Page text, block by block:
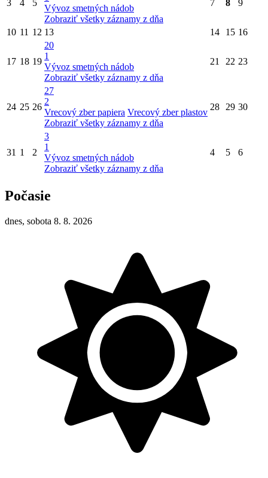
3 4 5
Vývoz smetných nádob
Zobraziť všetky záznamy z dňa
7 8 9
10 11 12 13 14 15 16
17 18 19
20
1
Vývoz smetných nádob
Zobraziť všetky záznamy z dňa
21 22 23
24 25 26
27
2
Vrecový zber papiera Vrecový zber plastov
Zobraziť všetky záznamy z dňa
28 29 30
31 1 2
3
1
Vývoz smetných nádob
Zobraziť všetky záznamy z dňa
4 5 6
Počasie
dnes, sobota 8. 8. 2026